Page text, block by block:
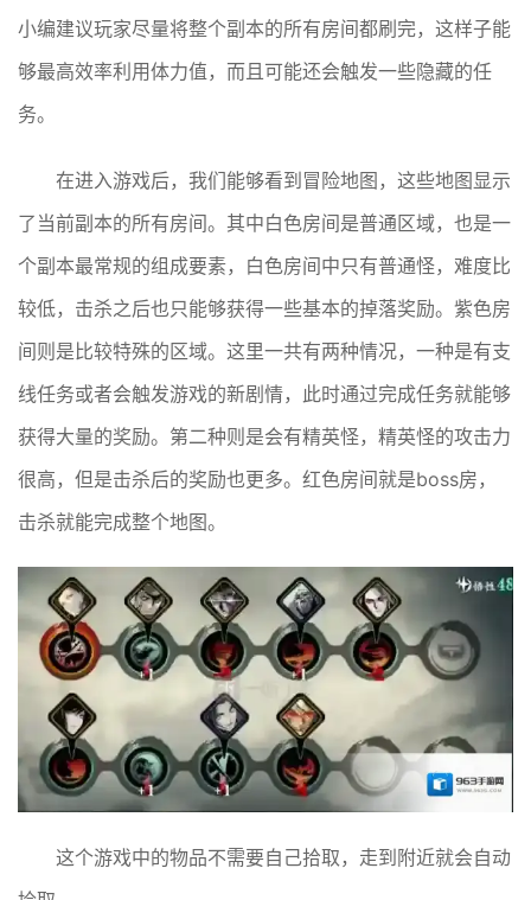
小编建议玩家尽量将整个副本的所有房间都刷完，这样子能
够最高效率利用体力值，而且可能还会触发一些隐藏的任
务。
在进入游戏后，我们能够看到冒险地图，这些地图显示
了当前副本的所有房间。其中白色房间是普通区域，也是一
个副本最常规的组成要素，白色房间中只有普通怪，难度比
较低，击杀之后也只能够获得一些基本的掉落奖励。紫色房
间则是比较特殊的区域。这里一共有两种情况，一种是有支
线任务或者会触发游戏的新剧情，此时通过完成任务就能够
获得大量的奖励。第二种则是会有精英怪，精英怪的攻击力
很高，但是击杀后的奖励也更多。红色房间就是boss房，
击杀就能完成整个地图。
这个游戏中的物品不需要自己拾取，走到附近就会自动